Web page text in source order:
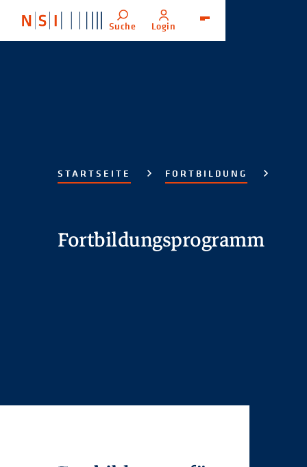
Suche Login
STARTSEITE FORTBILDUNG
Fortbildungsprogramm